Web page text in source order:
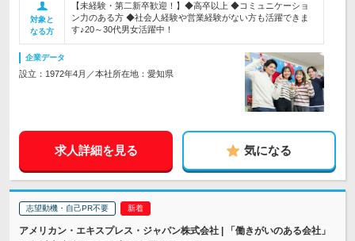
対象と
なる方
【未経験・第二新卒歓迎！】◆高卒以上 ◆コミュニケーショ
ン力のある方 ◆社会人経験や営業経験がない方も活躍できま
す♪20～30代男女活躍中！
企業データ
設立：1972年4月／本社所在地：愛知県
求人詳細を見る 気になる
志望動機・自己PR不要
アメリカン・エキスプレス・ジャパン株式会社 | 「働きがいのある会社」